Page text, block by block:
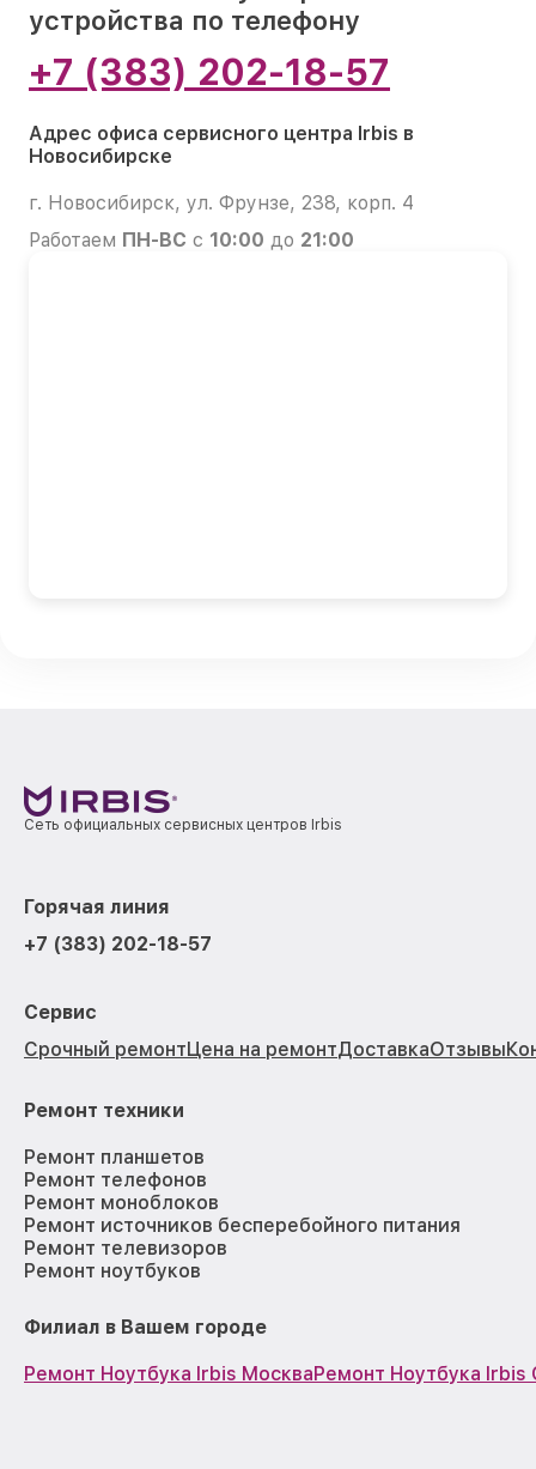
устройства по телефону
+7 (383) 202-18-57
Адрес офиса сервисного центра Irbis в
Новосибирске
г. Новосибирск, ул. Фрунзе, 238, корп. 4
Работаем ПН-ВС с 10:00 до 21:00
Сеть официальных сервисных центров Irbis
Горячая линия
+7 (383) 202-18-57
Сервис
Срочный ремонтЦена на ремонтДоставкаОтзывы
Ремонт техники
Ремонт планшетов
Ремонт телефонов
Ремонт моноблоков
Ремонт источников бесперебойного питания
Ремонт телевизоров
Ремонт ноутбуков
Филиал в Вашем городе
Ремонт Ноутбука Irbis МоскваРемонт Ноутбука Irbis